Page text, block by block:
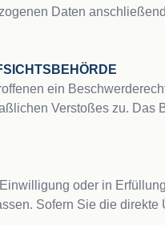
Daten
ein
Verstoßes zu.
oder in
Sofern Sie die